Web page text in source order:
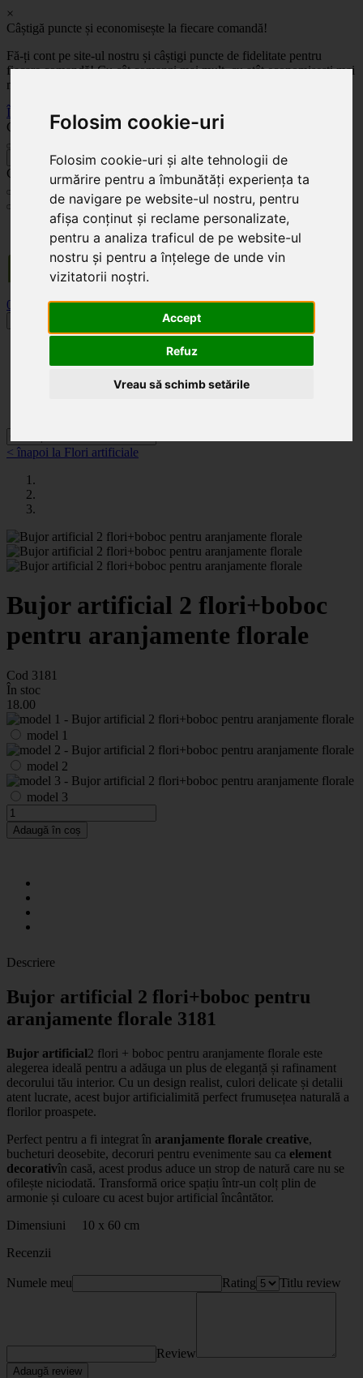
Folosim cookie-uri
Folosim cookie-uri și alte tehnologii de
urmărire pentru a îmbunătăți experiența ta
de navigare pe website-ul nostru, pentru
afișa conținut și reclame personalizate,
pentru a analiza traficul de pe website-ul
nostru și pentru a înțelege de unde vin
vizitatorii noștri.
Accept
Refuz
Vreau să schimb setările
×
Câștigă puncte și economisește la fiecare comandă!
Fă-ți cont pe site-ul nostru și câștigi puncte de fidelitate pentru
fiecare comandă! Cu cât comanzi mai mult, cu atât economisești mai
mult!
Înregistrează-te acum
Celoplast
Celoplast
Transportul este GRATUIT pentru comenzile mai mari de 350 Lei. Comanda minimă în
valoare de 100 Lei. Expediere în 1 - 2 zile lucrătoare.
0
Categorii
< înapoi la Flori artificiale
Bujor artificial 2 flori+boboc
pentru aranjamente florale
Cod 3181
În stoc
18.00
model 1
model 2
model 3
Adaugă în coș
Descriere
Bujor artificial 2 flori+boboc pentru
aranjamente florale 3181
Bujor artificial2 flori + boboc pentru aranjamente florale este
alegerea ideală pentru a adăuga un plus de eleganță și rafinament
decorului tău interior. Cu un design realist, culori delicate și detalii
atent lucrate, acest bujor artificialimită perfect frumusețea naturală a
florilor proaspete.
Perfect pentru a fi integrat în aranjamente florale creative,
bucheturi deosebite, decoruri pentru evenimente sau ca element
decorativîn casă, acest produs aduce un strop de natură care nu se
ofilește niciodată. Transformă orice spațiu într-un colț plin de
armonie și culoare cu acest bujor artificial încântător.
Dimensiuni 10 x 60 cm
Recenzii
Numele meu Rating Titlu review
Review
Adaugă review